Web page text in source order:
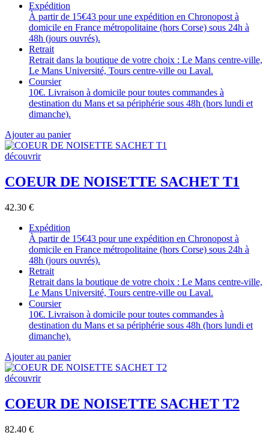
Expédition
À partir de 15€43 pour une expédition en Chronopost à
domicile en France métropolitaine (hors Corse) sous 24h à
48h (jours ouvrés).
Retrait
Retrait dans la boutique de votre choix : Le Mans centre-ville,
Le Mans Université, Tours centre-ville ou Laval.
Coursier
10€. Livraison à domicile pour toutes commandes à
destination du Mans et sa périphérie sous 48h (hors lundi et
dimanche).
Ajouter au panier
découvrir
COEUR DE NOISETTE SACHET T1
42.30 €
Expédition
À partir de 15€43 pour une expédition en Chronopost à
domicile en France métropolitaine (hors Corse) sous 24h à
48h (jours ouvrés).
Retrait
Retrait dans la boutique de votre choix : Le Mans centre-ville,
Le Mans Université, Tours centre-ville ou Laval.
Coursier
10€. Livraison à domicile pour toutes commandes à
destination du Mans et sa périphérie sous 48h (hors lundi et
dimanche).
Ajouter au panier
découvrir
COEUR DE NOISETTE SACHET T2
82.40 €